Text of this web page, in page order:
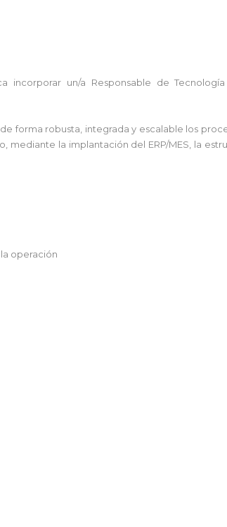
un/a Responsable de Tecnología
forma robusta, integrada y escalable los
la implantación del ERP/MES, la
operación